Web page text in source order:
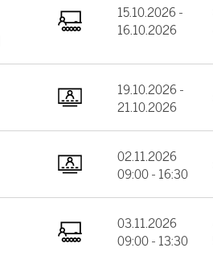
15.10.2026 -
16.10.2026
19.10.2026 -
21.10.2026
02.11.2026
09:00 - 16:30
03.11.2026
09:00 - 13:30